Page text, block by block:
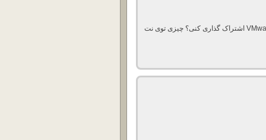
یوسف جان امکان داره VMware vCenter Server 5.5 Update 2b اشتراک گذاری کنی؟ چیزی توی نت